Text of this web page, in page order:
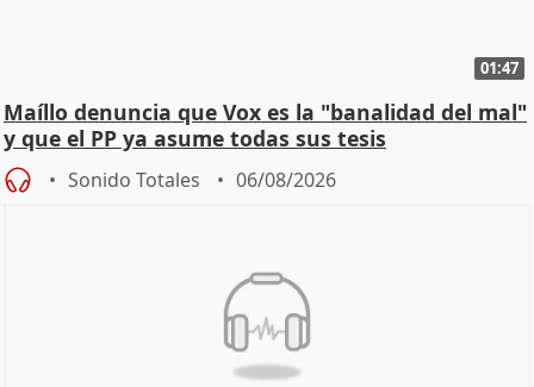
01:47
Maíllo denuncia que Vox es la "banalidad del mal"
y que el PP ya asume todas sus tesis
Sonido Totales 06/08/2026